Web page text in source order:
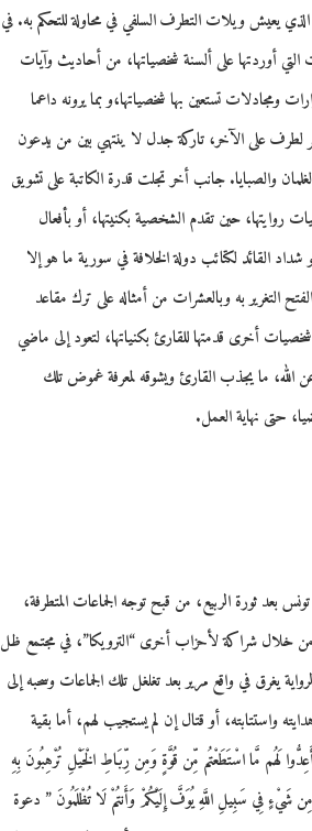
يعيش ويلات التطرف السلفي في محاولة للتحكم به. في
التي أوردتها على ألسنة شخصياتها، من أحاديث وآيات
تستعين بها شخصياتها،و بما يرونه داعما
على الآخر، تاركة جدل لا ينتهي بين من يدعون
والصبايا. جانب أخر تجلت قدرة الكاتبة على تشويق
حين تقدم الشخصية بكنيتها، أو بأفعال
القائد لكتائب دولة الخلافة في سورية ما هو إلا
التغرير به وبالعشرات من أمثاله على ترك مقاعد
أخرى قدمتها للقارئ بكنياتها، لتعود إلى ماضي
الله، ما يجذب القارئ ويشوقه لمعرفة غموض تلك
حتى نهاية العمل.
بعد ثورة الربيع، من قبح توجه الجماعات المتطرفة،
من خلال شراكة لأحزاب أخرى “الترويكا”، في مجتمع ظل
يغرق في واقع مرير بعد تغلغل تلك الجماعات وسحبه إلى
أو قتال إن لم يستجيب لهم، أما بقية
لَهُم مَّا اسْتَطَعْتُم مِّن قُوَّةٍ وَمِن رِّبَاطِ الْخَيْلِ تُرْهِبُونَ بِهِ
شَيْءٍ فِي سَبِيلِ اللَّهِ يُوَفَّ إِلَيْكُمْ وَأَنتُمْ لَا تُظْلَمُونَ ” دعوة